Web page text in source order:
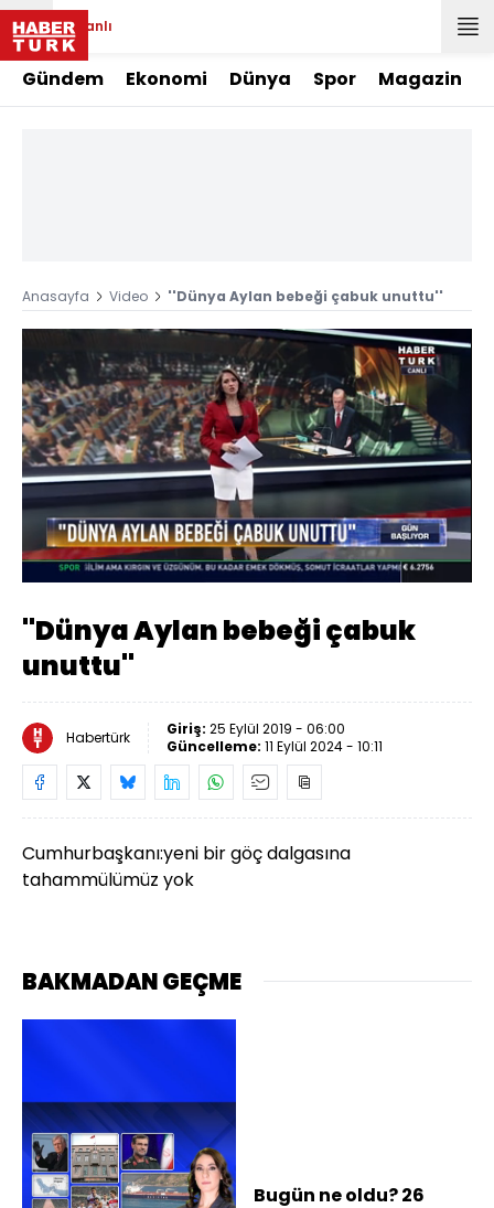
Canlı
Gündem Ekonomi Dünya Spor Magazin
Anasayfa Video ''Dünya Aylan bebeği çabuk unuttu''
Sesi
Aç
Yüklendi:
22.55%
Oynatma
Hızı
''Dünya Aylan bebeği çabuk
unuttu''
Habertürk Giriş: 25 Eylül 2019 - 06:00
Güncelleme: 11 Eylül 2024 - 10:11
Cumhurbaşkanı:yeni bir göç dalgasına
tahammülümüz yok
BAKMADAN GEÇME
Bugün ne oldu? 26